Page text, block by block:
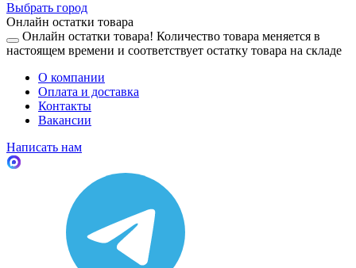
Выбрать город
Онлайн остатки товара
Онлайн остатки товара! Количество товара меняется в
настоящем времени и соответствует остатку товара на складе
О компании
Оплата и доставка
Контакты
Вакансии
Написать нам